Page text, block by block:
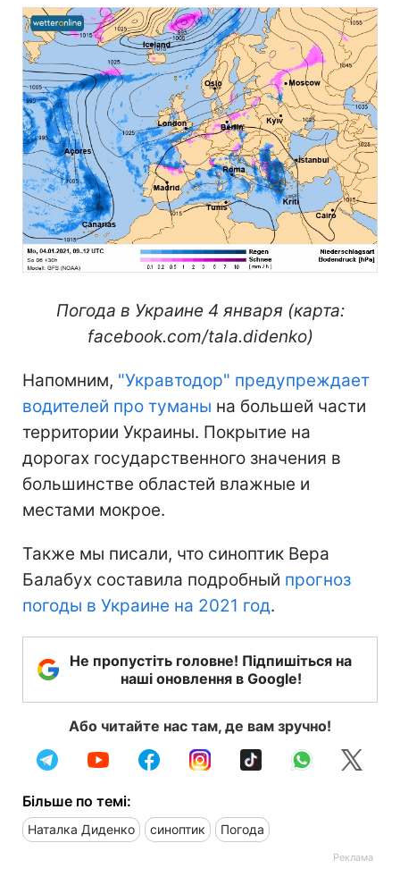
Погода в Украине 4 января (карта:
facebook.com/tala.didenko)
Напомним, "Укравтодор" предупреждает
водителей про туманы на большей части
территории Украины. Покрытие на
дорогах государственного значения в
большинстве областей влажные и
местами мокрое.
Также мы писали, что синоптик Вера
Балабух составила подробный прогноз
погоды в Украине на 2021 год.
Не пропустіть головне! Підпишіться на
наші оновлення в Google!
Або читайте нас там, де вам зручно!
Більше по темі:
Наталка Диденко синоптик Погода